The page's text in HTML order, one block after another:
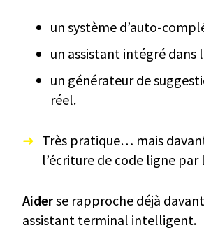
un système d’auto-
un assistant intégré dans
un générateur de
réel.
Très pratique… mais
l’écriture de code ligne par
Aiderse rapproche déjà
assistant terminal intelligent.